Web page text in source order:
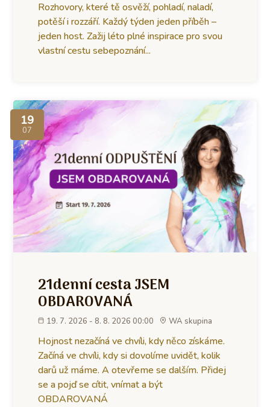
Rozhovory, které tě osvěží, pohladí, naladí,
potěší i rozzáří. Každý týden jeden příběh –
jeden host. Zažij léto plné inspirace pro svou
vlastní cestu sebepoznání...
19
07
21denní cesta JSEM
OBDAROVANÁ
19. 7. 2026 - 8. 8. 2026 00:00 WA skupina
Hojnost nezačíná ve chvíli, kdy něco získáme.
Začíná ve chvíli, kdy si dovolíme uvidět, kolik
darů už máme. A otevřeme se dalším. Přidej
se a pojď se cítit, vnímat a být
OBDAROVANÁ